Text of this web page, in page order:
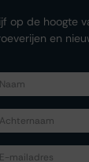
op de hoogte
en